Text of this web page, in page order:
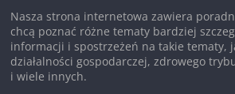
Nasza strona internetowa zawiera
chcą poznać różne tematy bardziej
informacji i spostrzeżeń na takie tematy,
działalności gospodarczej, zdrowego
i wiele innych.